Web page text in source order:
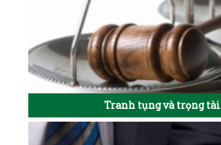
Tranh tụng và trọng tài